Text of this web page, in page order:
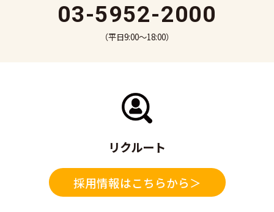
03-5952-2000
（平日9:00～18:00）
リクルート
採用情報はこちらから＞